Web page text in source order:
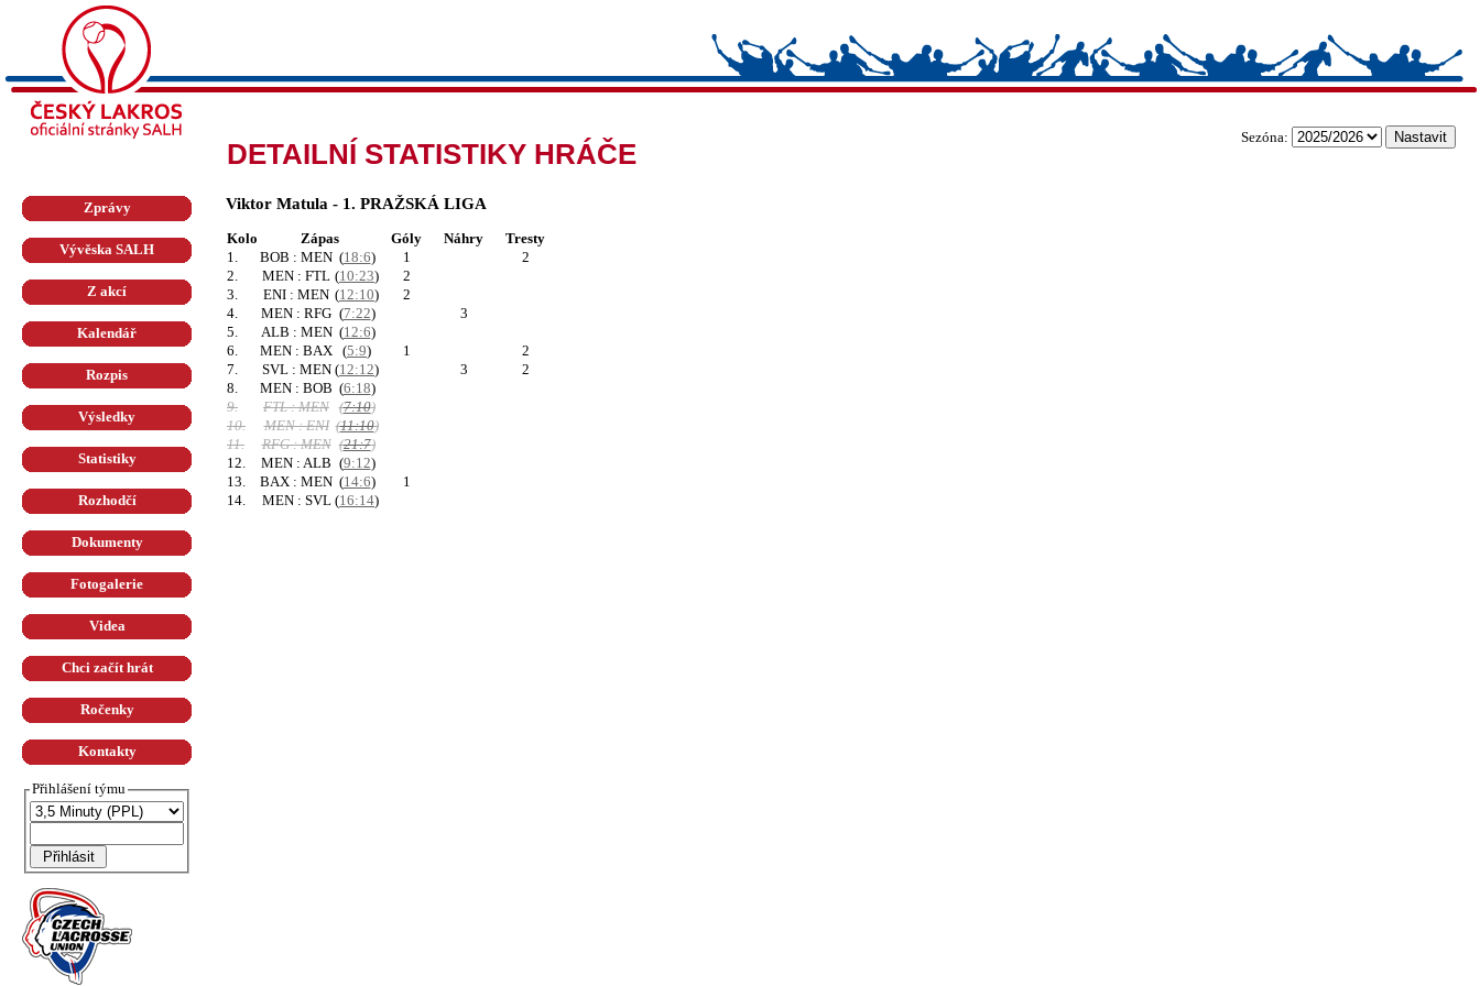
DETAILNÍ STATISTIKY HRÁČE
Sezóna:
Zprávy
Vývěska SALH
Z akcí
Kalendář
Rozpis
Výsledky
Statistiky
Rozhodčí
Dokumenty
Fotogalerie
Videa
Chci začít hrát
Ročenky
Kontakty
Přihlášení týmu
Viktor Matula - 1. PRAŽSKÁ LIGA
Kolo Zápas Góly Náhry
Tresty
1.
BOB : MEN (18:6) 1
2
2.
MEN : FTL (10:23)
2
3.
ENI : MEN (12:10)
2
4.
MEN : RFG (7:22)
3
5.
ALB : MEN (12:6)
6.
MEN : BAX (5:9) 1
2
7.
SVL : MEN (12:12) 3
2
8.
MEN : BOB (6:18)
9.
FTL : MEN (7:10)
10.
MEN : ENI (11:10)
11.
RFG : MEN (21:7)
12.
MEN : ALB (9:12)
13.
BAX : MEN (14:6)
1
14.
MEN : SVL (16:14)